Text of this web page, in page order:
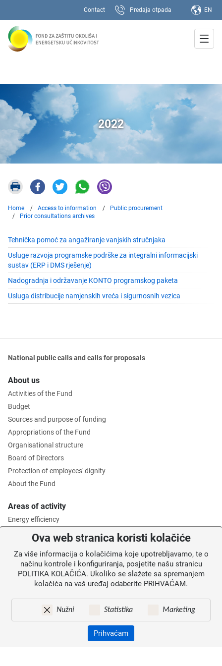
Contact Predaja otpada EN
2022
Home Access to information
Public procurement
Prior consultations archives
Tehnička pomoć za angažiranje vanjskih stručnjaka
Usluge razvoja programske podrške za integralni informacijski
sustav (ERP i DMS rješenje)
Nadogradnja i održavanje KONTO programskog paketa
Usluga distribucije namjenskih vreća i sigurnosnih vezica
National public calls and calls for proposals
About us
Activities of the Fund
Budget
Sources and purpose of funding
Appropriations of the Fund
Organisational structure
Board of Directors
Protection of employees' dignity
About the Fund
Areas of activity
Energy efficiency
Environmental protection
Intermediate Body level 2
Information for users
Annoucements
Site map
Ova web stranica koristi kolačiće
Za više informacija o kolačićima koje upotrebljavamo, te o
načinu kontrole i konfiguriranja, posjetite našu stranicu
POLITIKA KOLAČIĆA. Ukoliko se slažete sa spremanjem
kolačića na vaš uređaj odaberite PRIHVAĆAM.
Nužni Statistika Marketing
Prihvaćam